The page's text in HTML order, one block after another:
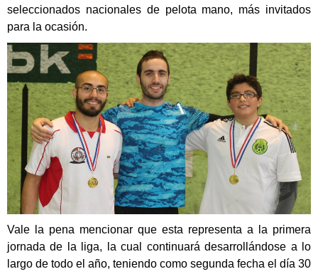
seleccionados nacionales de pelota mano, más invitados
para la ocasión.
Vale la pena mencionar que esta representa a la primera
jornada de la liga, la cual continuará desarrollándose a lo
largo de todo el año, teniendo como segunda fecha el día 30